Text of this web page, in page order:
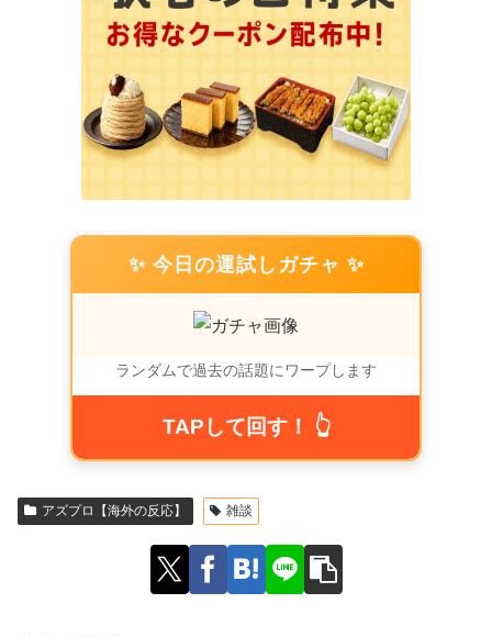
✨ 今日の運試しガチャ ✨
ランダムで過去の話題にワープします
TAPして回す！ 👆
アズプロ【海外の反応】 雑談